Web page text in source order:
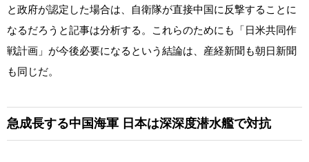
と政府が認定した場合は、自衛隊が直接中国に反撃することに
なるだろうと記事は分析する。これらのためにも「日米共同作
戦計画」が今後必要になるという結論は、産経新聞も朝日新聞
も同じだ。
急成長する中国海軍 日本は深深度潜水艦で対抗